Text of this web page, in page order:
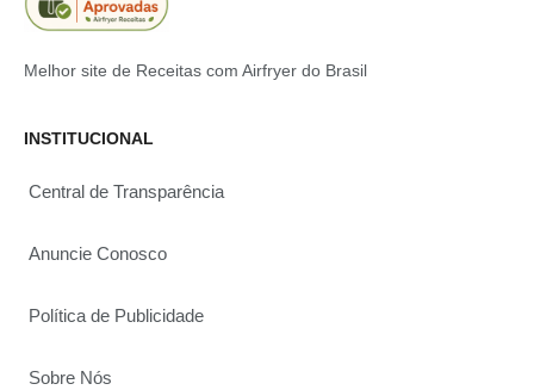
Melhor site de Receitas com Airfryer do Brasil
INSTITUCIONAL
Central de Transparência
Anuncie Conosco
Política de Publicidade
Sobre Nós